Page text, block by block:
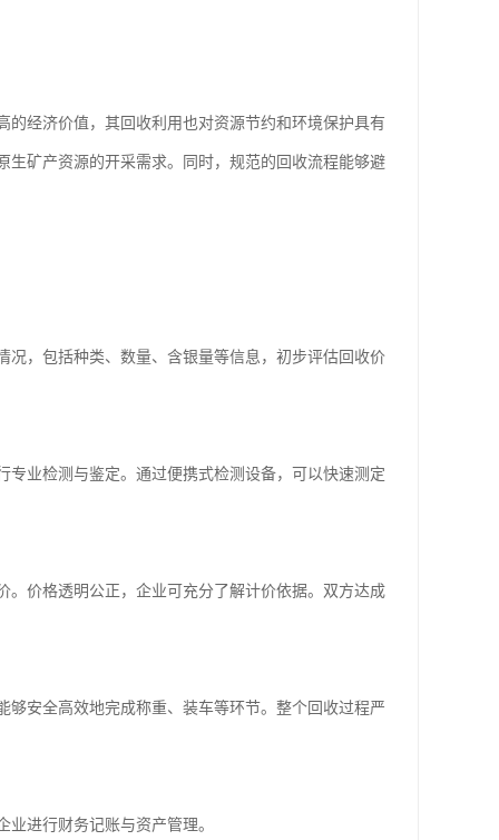
经济价值，其回收利用也对资源节约和环境保护具有
矿产资源的开采需求。同时，规范的回收流程能够避
，包括种类、数量、含银量等信息，初步评估回收价
业检测与鉴定。通过便携式检测设备，可以快速测定
价格透明公正，企业可充分了解计价依据。双方达成
安全高效地完成称重、装车等环节。整个回收过程严
进行财务记账与资产管理。